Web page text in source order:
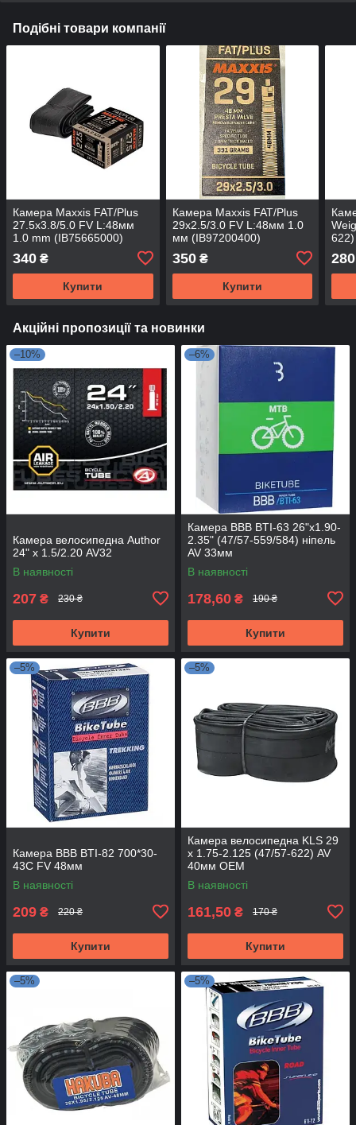
Подібні товари компанії
Камера Maxxis FAT/Plus
27.5x3.8/5.0 FV L:48мм
1.0 mm (IB75665000)
340 ₴
Купити
Камера Maxxis FAT/Plus
29x2.5/3.0 FV L:48мм 1.0
мм (IB97200400)
350₴
Купити
280
Акційні пропозиції та новинки
–10%
Камера велосипедна Author
24" х 1.5/2.20 AV32
В наявності
207 ₴ 230 ₴
Купити
–6%
Камера BBB BTI-63 26"x1.90-
2.35" (47/57-559/584) ніпель
AV 33мм
В наявності
178,60 ₴ 190 ₴
Купити
–5%
Камера BBB BTI-82 700*30-
43C FV 48мм
В наявності
209 ₴ 220 ₴
Купити
–5%
Камера велосипедна KLS 29
х 1.75-2.125 (47/57-622) AV
40мм OEM
В наявності
161,50 ₴ 170 ₴
Купити
–5% –5%